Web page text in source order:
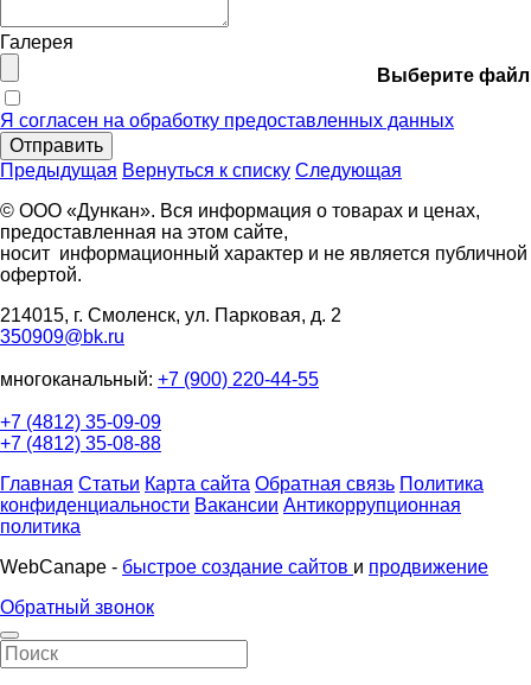
Галерея
Выберите файл
Я согласен на обработку предоставленных данных
Отправить
Предыдущая Вернуться к списку Следующая
© ООО «Дункан». Вся информация о товарах и ценах,
предоставленная на этом сайте,
носит информационный характер и не является публичной
офертой.
214015, г. Смоленск, ул. Парковая, д. 2
350909@bk.ru
многоканальный: +7 (900) 220-44-55
+7 (4812) 35-09-09
+7 (4812) 35-08-88
Главная Статьи Карта сайта Обратная связь Политика
конфиденциальности Вакансии Антикоррупционная
политика
WebCanape - быстрое создание сайтов и продвижение
Обратный звонок